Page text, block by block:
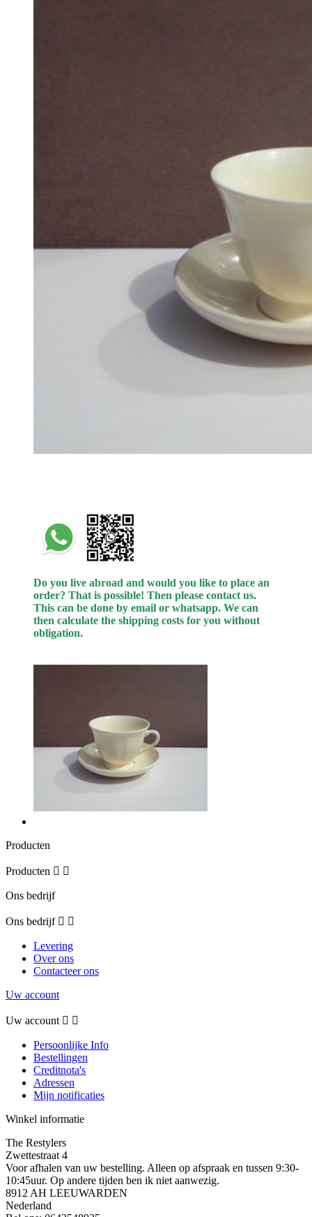
Do you live abroad and would you like to place an
order? That is possible! Then please contact us.
This can be done by email or whatsapp. We can
then calculate the shipping costs for you without
obligation.
Producten
Producten  
Ons bedrijf
Ons bedrijf  
Levering
Over ons
Contacteer ons
Uw account
Uw account  
Persoonlijke Info
Bestellingen
Creditnota's
Adressen
Mijn notificaties
Winkel informatie
The Restylers
Zwettestraat 4
Voor afhalen van uw bestelling. Alleen op afspraak en tussen 9:30-
10:45uur. Op andere tijden ben ik niet aanwezig.
8912 AH LEEUWARDEN
Nederland